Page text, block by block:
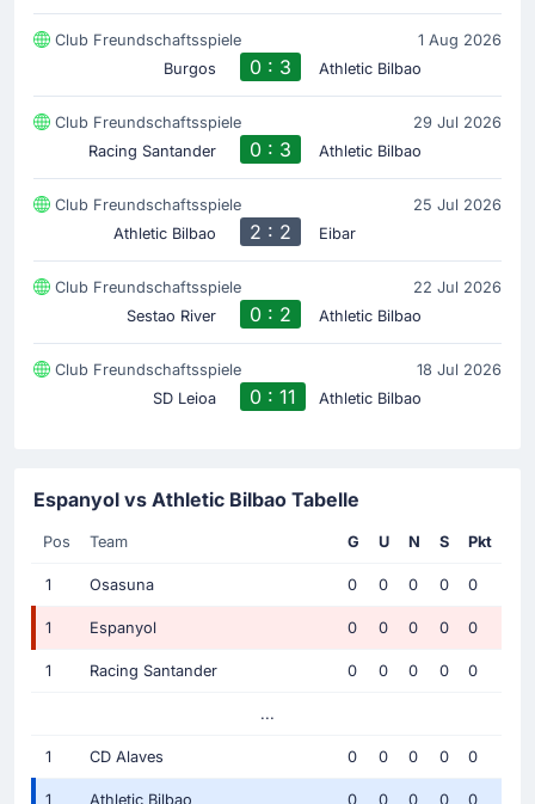
Club Freundschaftsspiele
1 Aug 2026
Burgos
0 : 3 Athletic Bilbao
Club Freundschaftsspiele
29 Jul 2026
Racing Santander
0 : 3 Athletic Bilbao
Club Freundschaftsspiele
25 Jul 2026
Athletic Bilbao
2 : 2 Eibar
Club Freundschaftsspiele
22 Jul 2026
Sestao River
0 : 2 Athletic Bilbao
Club Freundschaftsspiele
18 Jul 2026
SD Leioa
0 : 11 Athletic Bilbao
Espanyol vs Athletic Bilbao Tabelle
Pos Team G U N S Pkt
1 Osasuna 0 0 0 0 0
1 Espanyol 0 0 0 0 0
1 Racing Santander 0 0 0 0 0
...
1 CD Alaves 0 0 0 0 0
1 Athletic Bilbao 0 0 0 0 0